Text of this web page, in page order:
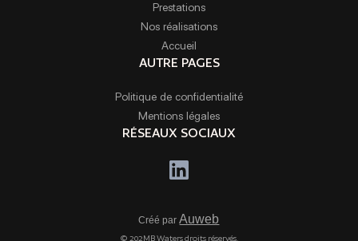
Prestations
Nos réalisations
Accueil
AUTRE PAGES
Politique de confidentialité
Mentions légales
RÉSEAUX SOCIAUX
Créé parAuweb
© 202MB Waters droits réservés.